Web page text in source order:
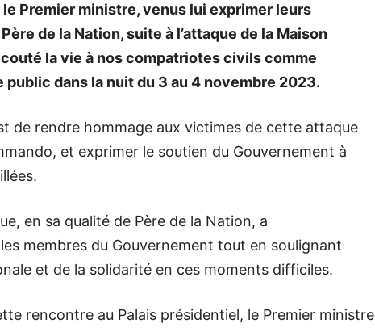
Premier ministre, venus lui exprimer leurs
de la Nation, suite à l’attaque de la Maison
la vie à nos compatriotes civils comme
public dans la nuit du 3 au 4 novembre 2023.
de rendre hommage aux victimes de cette attaque
et exprimer le soutien du Gouvernement à
en sa qualité de Père de la Nation, a
membres du Gouvernement tout en soulignant
et de la solidarité en ces moments difficiles.
rencontre au Palais présidentiel, le Premier ministre